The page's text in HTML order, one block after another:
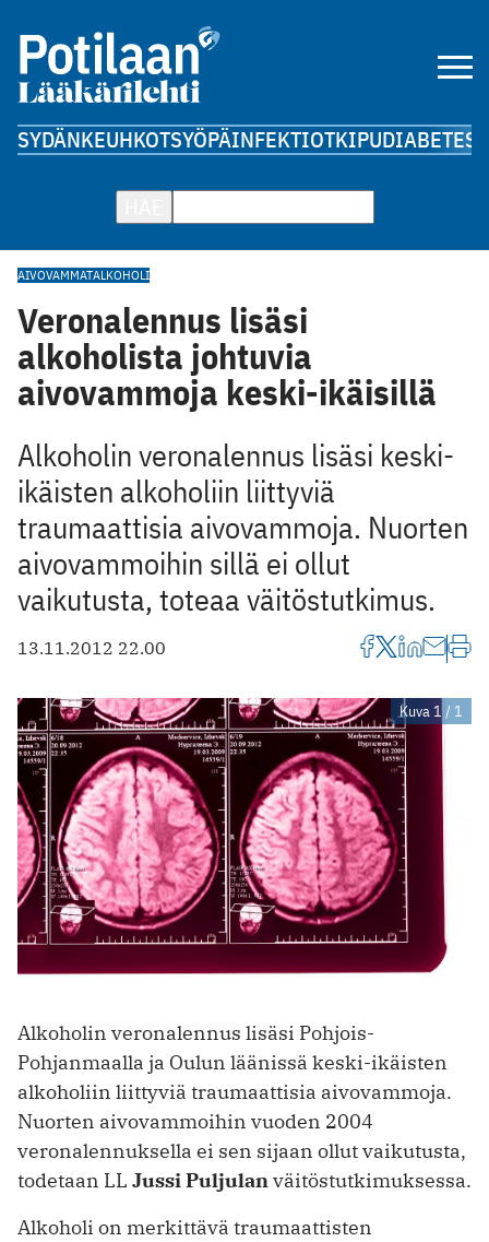
SYDÄNKEUHKOTSYÖPÄINFEKTIOTKIPUDIABETES
AIVOVAMMATALKOHOLI
Veronalennus lisäsi
alkoholista johtuvia
aivovammoja keski-ikäisillä
Alkoholin veronalennus lisäsi keski-
ikäisten alkoholiin liittyviä
traumaattisia aivovammoja. Nuorten
aivovammoihin sillä ei ollut
vaikutusta, toteaa väitöstutkimus.
13.11.2012 22.00
Kuva 1 / 1
Alkoholin veronalennus lisäsi Pohjois-
Pohjanmaalla ja Oulun läänissä keski-ikäisten
alkoholiin liittyviä traumaattisia aivovammoja.
Nuorten aivovammoihin vuoden 2004
veronalennuksella ei sen sijaan ollut vaikutusta,
todetaan LL Jussi Puljulanväitöstutkimuksessa.
Alkoholi on merkittävä traumaattisten